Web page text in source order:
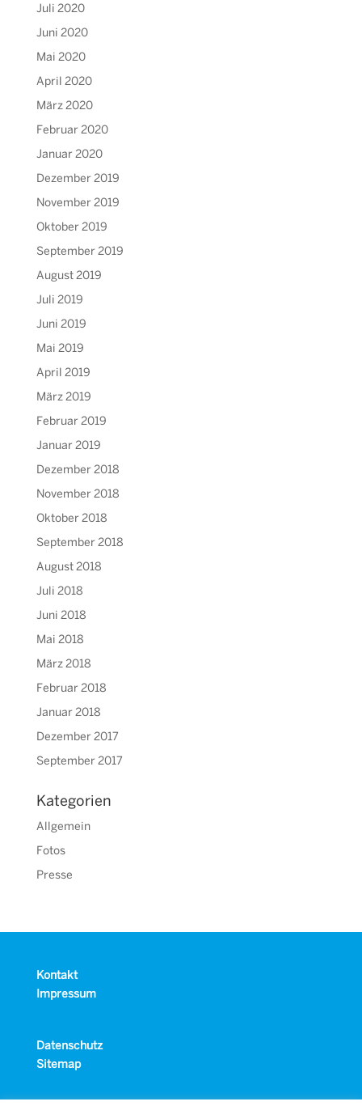
Juli 2020
Juni 2020
Mai 2020
April 2020
März 2020
Februar 2020
Januar 2020
Dezember 2019
November 2019
Oktober 2019
September 2019
August 2019
Juli 2019
Juni 2019
Mai 2019
April 2019
März 2019
Februar 2019
Januar 2019
Dezember 2018
November 2018
Oktober 2018
September 2018
August 2018
Juli 2018
Juni 2018
Mai 2018
März 2018
Februar 2018
Januar 2018
Dezember 2017
September 2017
Kategorien
Allgemein
Fotos
Presse
Kontakt
Impressum
Datenschutz
Sitemap